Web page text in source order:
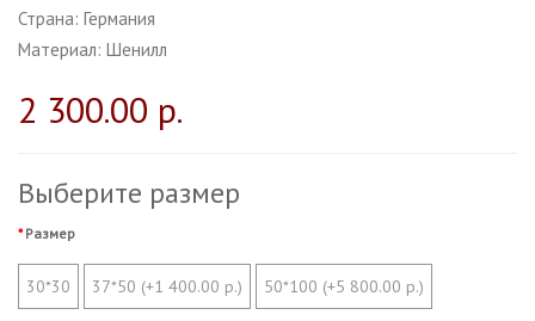
Страна: Германия
Материал: Шенилл
2 300.00 р.
Выберите размер
Размер
30*30 37*50 (+1 400.00 р.) 50*100 (+5 800.00 р.)